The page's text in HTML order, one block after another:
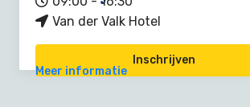
Van der Valk Hotel
Inschrijven
Meer informatie